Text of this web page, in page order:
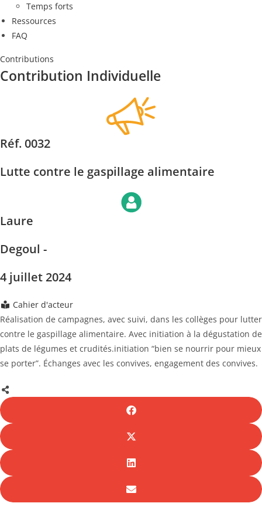
Temps forts
Ressources
FAQ
Contributions
Contribution Individuelle
Réf. 0032
Lutte contre le gaspillage alimentaire
Laure
Degoul -
4 juillet 2024
Cahier d'acteur
Réalisation de campagnes, avec suivi, dans les collèges pour lutter
contre le gaspillage alimentaire. Avec initiation à la dégustation de
plats de légumes et crudités.initiation “bien se nourrir pour mieux
se porter”. Échanges avec les convives, engagement des convives.